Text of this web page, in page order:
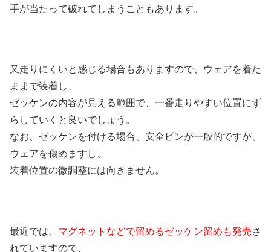
手が当たって破れてしまうこともあります。
又走りにくいと感じる場合もありますので、ウェアを着た
ままで装着し、
ゼッケンの内容が見える範囲で、一番走りやすい位置にず
らしていくと良いでしょう。
なお、ゼッケンを付ける場合、安全ピンが一般的ですが、
ウェアを傷めますし、
装着位置の微調整には向きません。
最近では、 マグネットなどで留めるゼッケン留めも発売さ
れていますので、